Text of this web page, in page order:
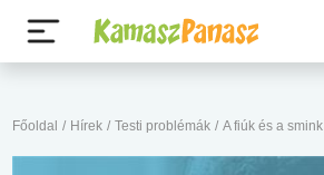
Főoldal / Hírek / Testi problémák / A fiúk és a smink